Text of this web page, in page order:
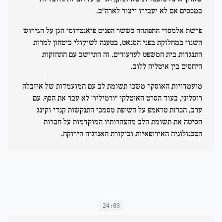
במכסים אם לא יעבירו ייצור לארה"ב.
פרשת אלמסרי התפתחה כששר הפנים פיאנטדוסי הגן על הגירוש
השנוי במחלוקת בפני הסנאט, בטענה לשיקולי ביטחון למרות
התנגדות בית המשפט לערעורים. זה התיישב עם התחזקות
היחסים בין איטליה ללוב.
מועמדויות האוסקר משכו תשומת לב עם המועמדות של איזבלה
רוסליני, בעוד הסרט האיטלקי "ורמיליו" לא עבר את הסף. עם
ערב, הכרזת טראמפ על חשיפת מסמכי התנקשות קנדי וקינג
הסיטה את תשומת הלב מהצהרותיו המוקדמות על חברות
הטכנולוגיה האירופאיות וביקורת האנרגיה הירוקה.
24:03